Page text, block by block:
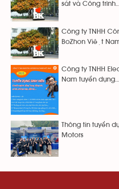
sát và Công
Công ty TNHH
BoZhon Việt Nam
Công ty TNHH
Nam tuyển dụng...
Thông tin tuyển
Motors